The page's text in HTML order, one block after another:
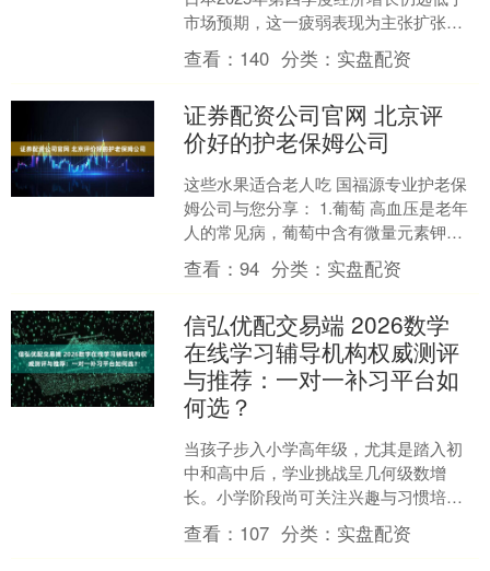
市场预期，这一疲弱表现为主张扩张性
财政政策的首相高市早苗提供了支持，
同时也令日本央行的加....
查看： 140 分类： 实盘配资
证券配资公司官网 北京评
价好的护老保姆公司
这些水果适合老人吃 国福源专业护老保
姆公司与您分享： 1.葡萄 高血压是老年
人的常见病，葡萄中含有微量元素钾，
老年人多吃葡萄，可促进人体内部钠的
排出，对降低高血....
查看：94 分类： 实盘配资
信弘优配交易端 2026数学
在线学习辅导机构权威测评
与推荐：一对一补习平台如
何选？
当孩子步入小学高年级，尤其是踏入初
中和高中后，学业挑战呈几何级数增
长。小学阶段尚可关注兴趣与习惯培
养，初中则面临学科分化与思维转型的
衔接压力，而高中，在新高考“....
查看： 107 分类： 实盘配资